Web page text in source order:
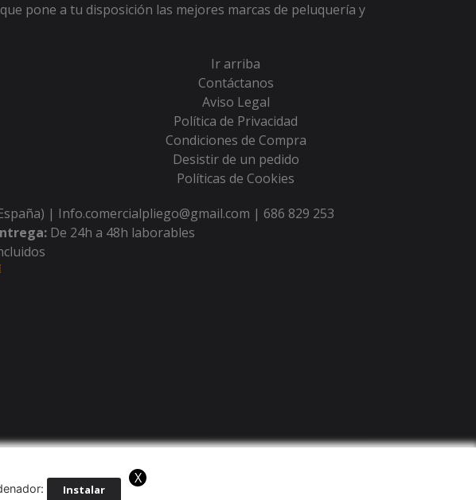
pone a tu disposición las mejores marcas de peluquería y
Ir arriba
Contáctanos
Aviso Legal
Política de Privacidad
Condiciones de Compra
Desistir de un pedido
Políticas de Cookies
| Info.comercialpliego@gmail.com |686 829 253
De 24h a 48h laborables
Instalar
X